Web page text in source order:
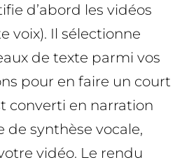
d’abord les vidéos
voix). Il sélectionne
de texte parmi vos
pour en faire un court
converti en narration
de synthèse vocale,
vidéo. Le rendu